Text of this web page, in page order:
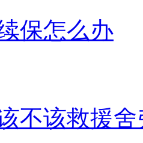
保怎么办
不该救援舍